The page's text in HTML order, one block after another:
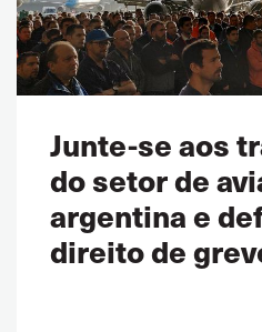
Junte-se aos
do setor de
argentina e
direito de